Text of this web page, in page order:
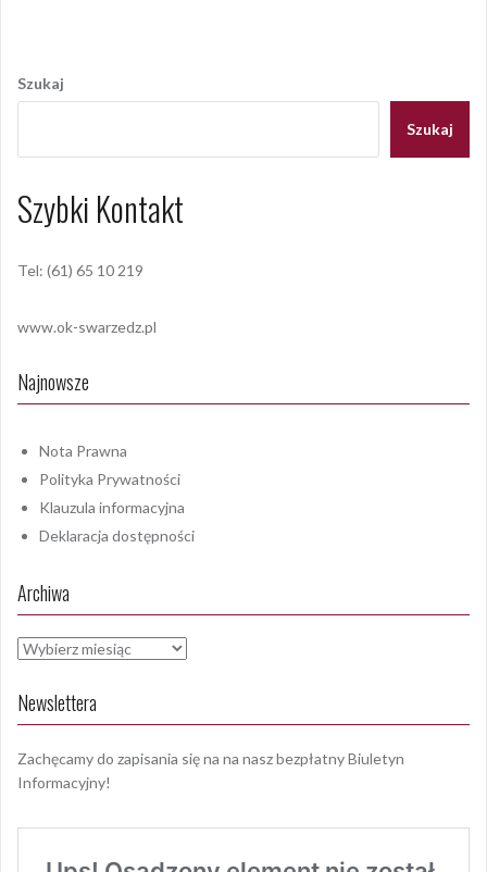
wpisu
Szukaj
Szukaj
Szybki Kontakt
Tel: (61) 65 10 219
www.ok-swarzedz.pl
Najnowsze
Nota Prawna
Polityka Prywatności
Klauzula informacyjna
Deklaracja dostępności
Archiwa
Archiwa
Newslettera
Zachęcamy do zapisania się na na nasz bezpłatny Biuletyn
Informacyjny!